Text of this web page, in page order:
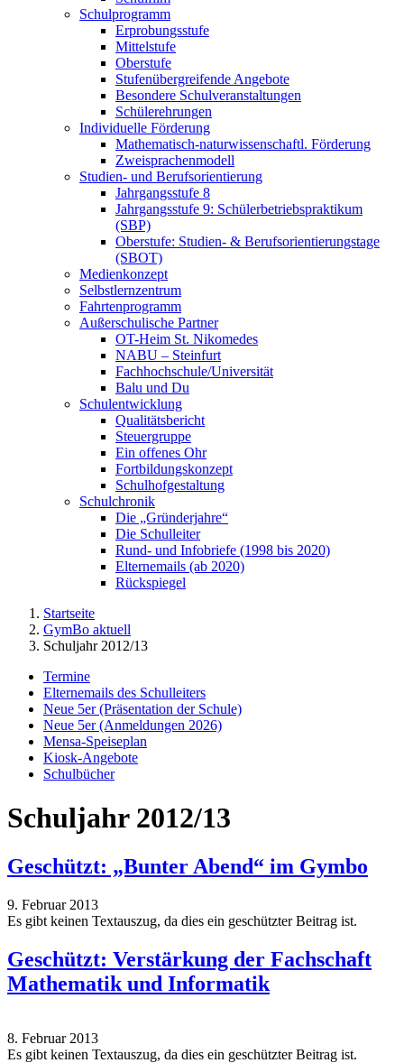
Schulprogramm
Erprobungsstufe
Mittelstufe
Oberstufe
Stufenübergreifende Angebote
Besondere Schulveranstaltungen
Schülerehrungen
Individuelle Förderung
Mathematisch-naturwissenschaftl. Förderung
Zweisprachenmodell
Studien- und Berufsorientierung
Jahrgangsstufe 8
Jahrgangsstufe 9: Schülerbetriebspraktikum
(SBP)
Oberstufe: Studien- & Berufsorientierungstage
(SBOT)
Medienkonzept
Selbstlernzentrum
Fahrtenprogramm
Außerschulische Partner
OT-Heim St. Nikomedes
NABU – Steinfurt
Fachhochschule/Universität
Balu und Du
Schulentwicklung
Qualitätsbericht
Steuergruppe
Ein offenes Ohr
Fortbildungskonzept
Schulhofgestaltung
Schulchronik
Die „Gründerjahre“
Die Schulleiter
Rund- und Infobriefe (1998 bis 2020)
Elternemails (ab 2020)
Rückspiegel
Startseite
GymBo aktuell
Schuljahr 2012/13
Termine
Elternemails des Schulleiters
Neue 5er (Präsentation der Schule)
Neue 5er (Anmeldungen 2026)
Mensa-Speiseplan
Kiosk-Angebote
Schulbücher
Schuljahr 2012/13
Geschützt: „Bunter Abend“ im Gymbo
9. Februar 2013
Es gibt keinen Textauszug, da dies ein geschützter Beitrag ist.
Geschützt: Verstärkung der Fachschaft
Mathematik und Informatik
8. Februar 2013
Es gibt keinen Textauszug, da dies ein geschützter Beitrag ist.